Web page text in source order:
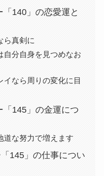
140」の恋愛運と
ら真剣に
自分自身を見つめなお
イなら周りの変化に目
145」の金運につ
道な努力で増えます
145」の仕事につい